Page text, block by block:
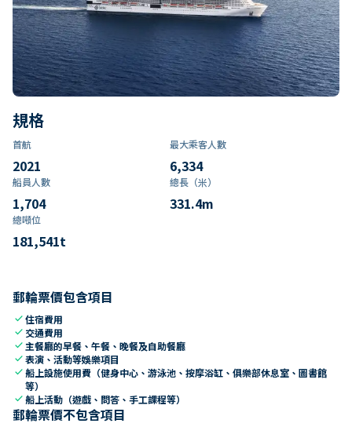
規格
首航
2021
最大乘客人數
6,334
船員人數
1,704
總長（米）
331.4m
總噸位
181,541t
郵輪票價包含項目
check住宿費用
check 交通費用
check 主餐廳的早餐、午餐、晚餐及自助餐廳
check表演、活動等娛樂項目
check船上設施使用費（健身中心、游泳池、按摩浴缸、俱樂部休息室、圖書館
等）
check船上活動（遊戲、問答、手工課程等）
郵輪票價不包含項目